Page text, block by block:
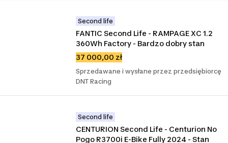
Second life
FANTIC Second Life - RAMPAGE XC 1.2
360Wh Factory - Bardzo dobry stan
37 000,00 zł
Sprzedawane i wysłane przez przedsiębiorcę
DNT Racing
Second life
CENTURION Second Life - Centurion No
Pogo R3700i E-Bike Fully 2024 - Stan